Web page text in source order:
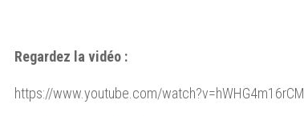
Regardez la vidéo :
https://www.youtube.com/watch?v=hWHG4m16rCM